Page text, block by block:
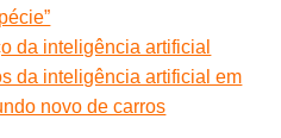
da inteligência artificial
da inteligência artificial em
novo de carros